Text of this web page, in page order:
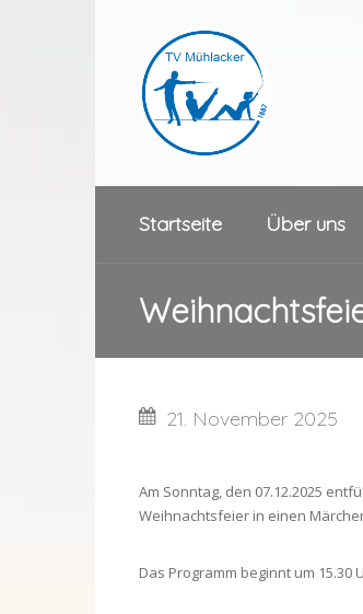
Startseite Über uns
21. November 2025
Am Sonntag, den 07.12.2025
Weihnachtsfeier in einen
Das Programm beginnt um 15.30